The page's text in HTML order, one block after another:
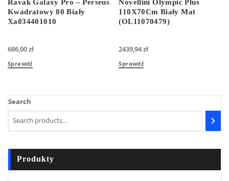
Ravak Galaxy Pro – Perseus
Kwadratowy 80 Biały
Xa034401010
686,00zł
Sprawdź
Novellini Olympic Plus
110X70Cm Biały Mat
(OL11070479)
2439,94zł
Sprawdź
Search
Produkty